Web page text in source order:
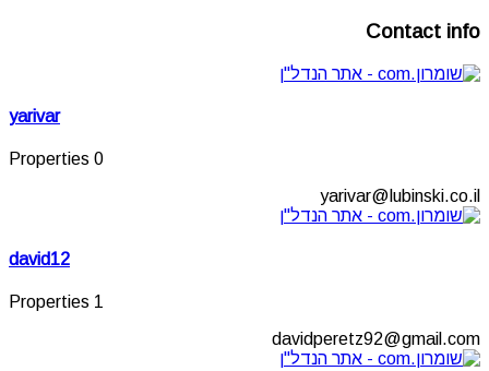
Contact info
yarivar
0 Properties
yarivar@lubinski.co.il
david12
1 Properties
davidperetz92@gmail.com